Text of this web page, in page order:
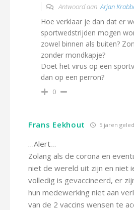
Antwoord aanArjan
Hoe verklaar je dan dat er
sportwedstrijden mogen
zowel binnen als buiten?
zonder mondkapje?
Doet het virus op een
dan op een perron?
0
Frans Eekhout 5 jaren
…Alert…
Zolang als de corona en
niet de wereld uit zijn en niet
volledig is gevaccineerd, er
hun medewerking niet aan
van de 2 vaccins wensen te